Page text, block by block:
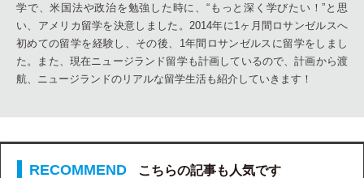
学で、米国法や政治を勉強した時に、“もっと深く学びたい！”と思
い、アメリカ留学を決意しました。2014年に1ヶ月間ロサンゼルスへ
初めての留学を経験し、その後、1年間ロサンゼルスに留学をしまし
た。また、現在ニュージランド留学も計画しているので、計画から渡
航、ニュージランドのリアルな留学生活も紹介していきます！
こちらの記事も人気です